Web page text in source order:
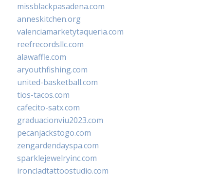
missblackpasadena.com
anneskitchen.org
valenciamarketytaqueria.com
reefrecordsllc.com
alawaffle.com
aryouthfishing.com
united-basketball.com
tios-tacos.com
cafecito-satx.com
graduacionviu2023.com
pecanjackstogo.com
zengardendayspa.com
sparklejewelryinc.com
ironcladtattoostudio.com